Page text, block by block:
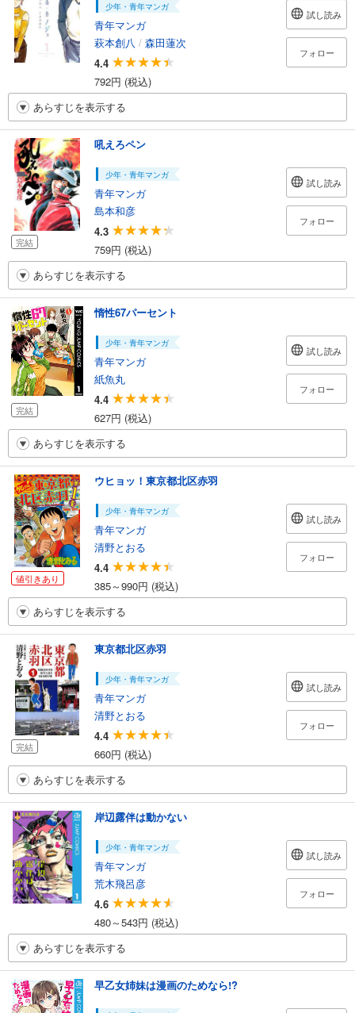
少年・青年マンガ
青年マンガ
萩本創八 / 森田蓮次
4.4
792円 (税込)
試し読み
フォロー
あらすじを表示する
完結
吼えろペン
少年・青年マンガ
青年マンガ
島本和彦
4.3
759円 (税込)
試し読み
フォロー
あらすじを表示する
完結
惰性67パーセント
少年・青年マンガ
青年マンガ
紙魚丸
4.4
627円 (税込)
試し読み
フォロー
あらすじを表示する
値引きあり
ウヒョッ！東京都北区赤羽
少年・青年マンガ
青年マンガ
清野とおる
4.4
385～990円 (税込)
試し読み
フォロー
あらすじを表示する
完結
東京都北区赤羽
少年・青年マンガ
青年マンガ
清野とおる
4.4
660円 (税込)
試し読み
フォロー
あらすじを表示する
岸辺露伴は動かない
少年・青年マンガ
青年マンガ
荒木飛呂彦
4.6
480～543円 (税込)
試し読み
フォロー
あらすじを表示する
早乙女姉妹は漫画のためなら!?